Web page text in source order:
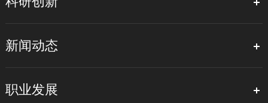
新闻动态
职业发展